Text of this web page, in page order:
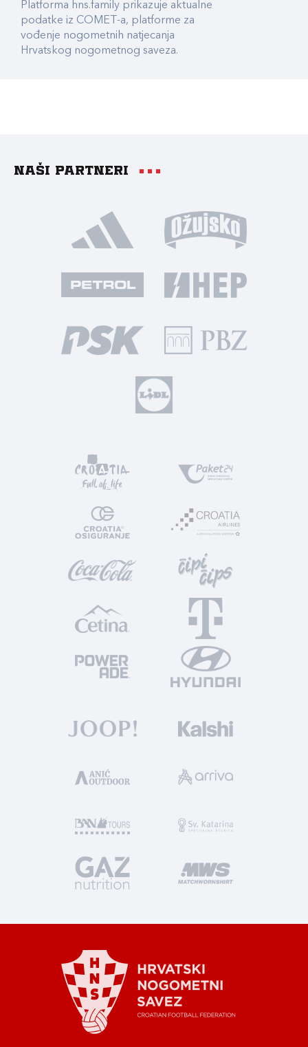
Platforma hns.family prikazuje aktualne
podatke iz COMET-a, platforme za
vođenje nogometnih natjecanja
Hrvatskog nogometnog saveza.
Naši partneri